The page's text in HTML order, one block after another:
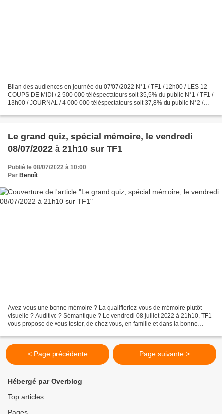
Bilan des audiences en journée du 07/07/2022 N°1 / TF1 / 12h00 / LES 12
COUPS DE MIDI / 2 500 000 téléspectateurs soit 35,5% du public N°1 / TF1 /
13h00 / JOURNAL / 4 000 000 téléspectateurs soit 37,8% du public N°2 /
Le grand quiz, spécial mémoire, le vendredi
08/07/2022 à 21h10 sur TF1
Publié le 08/07/2022 à 10:00
Par Benoît
Avez-vous une bonne mémoire ? La qualifieriez-vous de mémoire plutôt
visuelle ? Auditive ? Sémantique ? Le vendredi 08 juillet 2022 à 21h10, TF1
vous propose de vous tester, de chez vous, en famille et dans la bonne
< Page précédente Page suivante >
Hébergé par Overblog
Top articles
Pages